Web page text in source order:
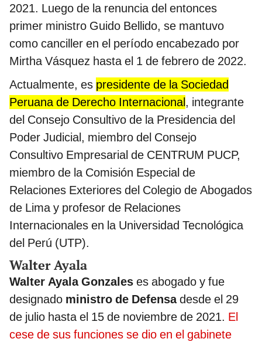
2021. Luego de la renuncia del entonces
primer ministro Guido Bellido, se mantuvo
como canciller en el período encabezado por
Mirtha Vásquez hasta el 1 de febrero de 2022.
Actualmente, es presidente de la Sociedad
Peruana de Derecho Internacional, integrante
del Consejo Consultivo de la Presidencia del
Poder Judicial, miembro del Consejo
Consultivo Empresarial de CENTRUM PUCP,
miembro de la Comisión Especial de
Relaciones Exteriores del Colegio de Abogados
de Lima y profesor de Relaciones
Internacionales en la Universidad Tecnológica
del Perú (UTP).
Walter Ayala
Walter Ayala Gonzales es abogado y fue
designado ministro de Defensadesde el 29
de julio hasta el 15 de noviembre de 2021. El
cese de sus funciones se dio en el gabinete